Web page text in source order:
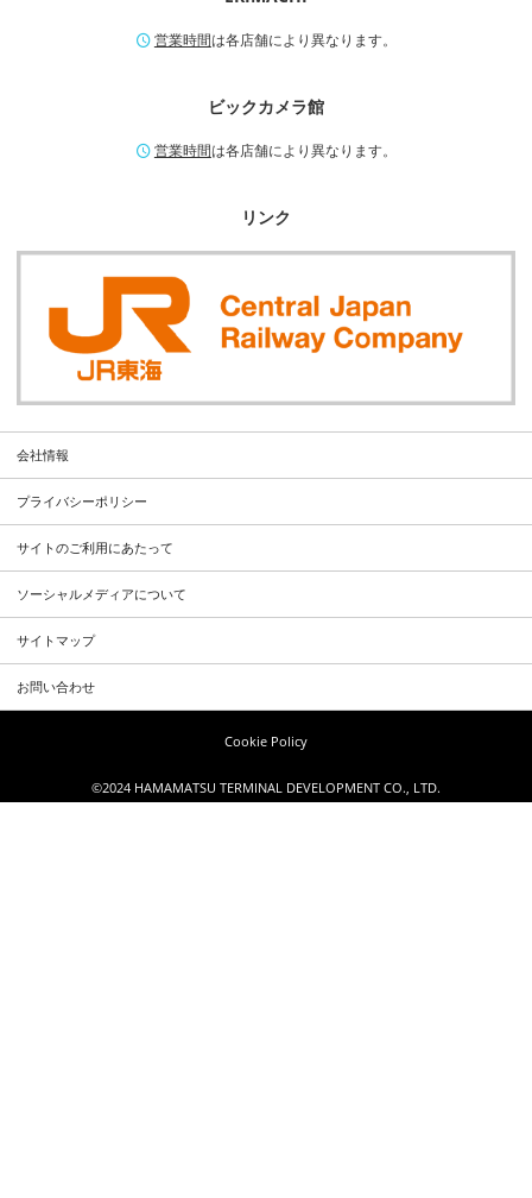
営業時間は各店舗により異なります。
ビックカメラ館
営業時間は各店舗により異なります。
リンク
会社情報
プライバシーポリシー
サイトのご利用にあたって
ソーシャルメディアについて
サイトマップ
お問い合わせ
Cookie Policy
©2024 HAMAMATSU TERMINAL DEVELOPMENT CO., LTD.